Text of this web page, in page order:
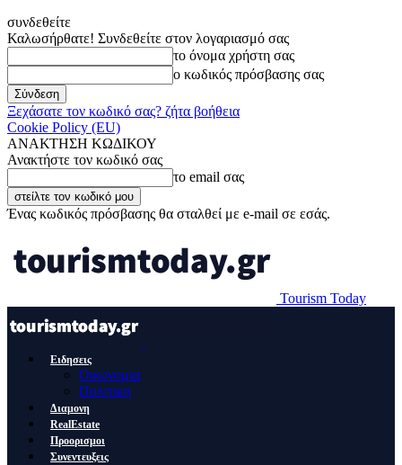
συνδεθείτε
Καλωσήρθατε! Συνδεθείτε στον λογαριασμό σας
το όνομα χρήστη σας
ο κωδικός πρόσβασης σας
Ξεχάσατε τον κωδικό σας? ζήτα βοήθεια
Cookie Policy (EU)
ΑΝΑΚΤΗΣΗ ΚΩΔΙΚΟΥ
Ανακτήστε τον κωδικό σας
το email σας
Ένας κωδικός πρόσβασης θα σταλθεί με e-mail σε εσάς.
Tourism Today
Ειδησεις
Οικονομια
Πολιτικη
Διαμονη
RealEstate
Προορισμοι
Συνεντευξεις